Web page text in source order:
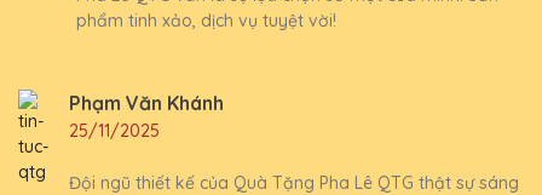
phẩm tinh xảo, dịch vụ tuyệt vời!
Phạm Văn Khánh
25/11/2025
Đội ngũ thiết kế của Quà Tặng Pha Lê QTG thật sự sáng